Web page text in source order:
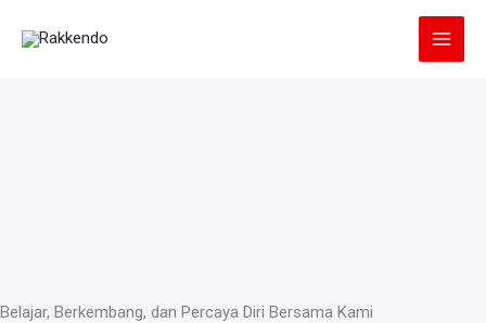
Belajar, Berkembang, dan Percaya Diri Bersama Kami